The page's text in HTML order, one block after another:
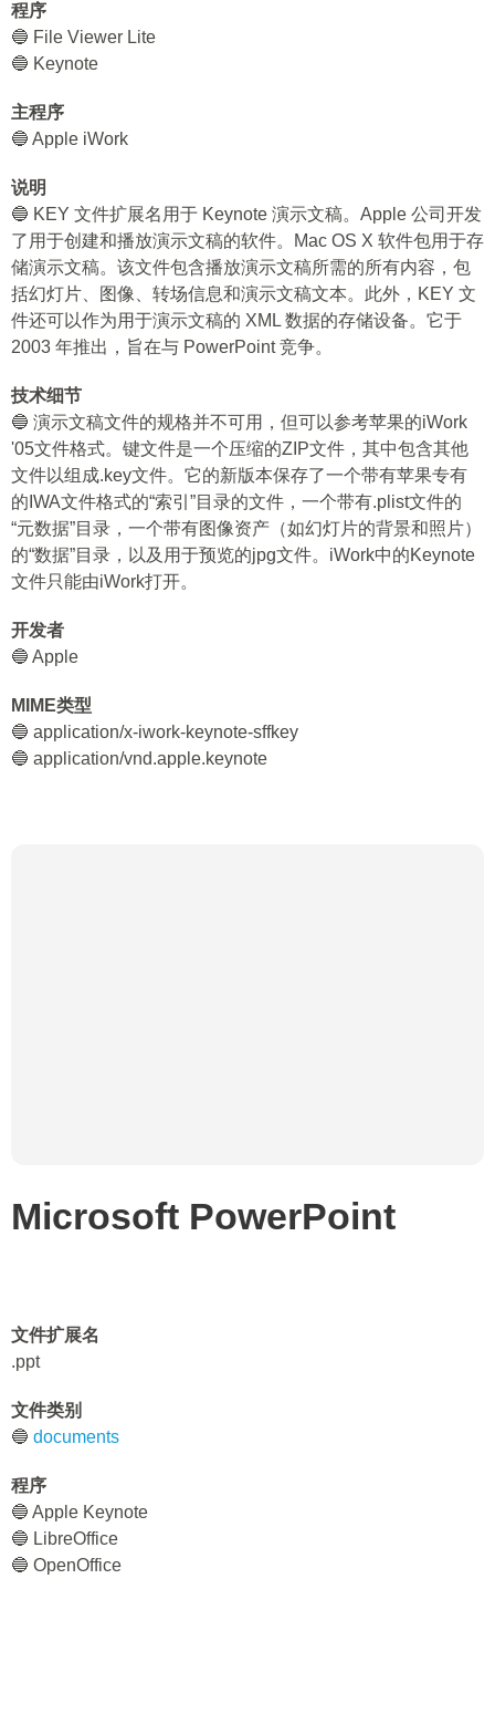
程序
🔵 File Viewer Lite
🔵 Keynote
主程序
🔵 Apple iWork
说明
🔵 KEY 文件扩展名用于 Keynote 演示文稿。Apple 公司开发
了用于创建和播放演示文稿的软件。Mac OS X 软件包用于存
储演示文稿。该文件包含播放演示文稿所需的所有内容，包
括幻灯片、图像、转场信息和演示文稿文本。此外，KEY 文
件还可以作为用于演示文稿的 XML 数据的存储设备。它于
2003 年推出，旨在与 PowerPoint 竞争。
技术细节
🔵 演示文稿文件的规格并不可用，但可以参考苹果的iWork
'05文件格式。键文件是一个压缩的ZIP文件，其中包含其他
文件以组成.key文件。它的新版本保存了一个带有苹果专有
的IWA文件格式的“索引”目录的文件，一个带有.plist文件的
“元数据”目录，一个带有图像资产（如幻灯片的背景和照片）
的“数据”目录，以及用于预览的jpg文件。iWork中的Keynote
文件只能由iWork打开。
开发者
🔵 Apple
MIME类型
🔵 application/x-iwork-keynote-sffkey
🔵 application/vnd.apple.keynote
Microsoft PowerPoint
文件扩展名
.ppt
文件类别
🔵 documents
程序
🔵 Apple Keynote
🔵 LibreOffice
🔵 OpenOffice